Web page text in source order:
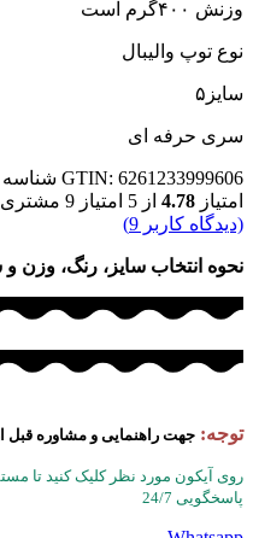
وزنش ۴۰۰گرم است
نوع توپ والیبال
سایز۵
سری حرفه ای
GTIN: 6261233999606
امتیاز 4.78 از 5 امتیاز 9 مشتری
(دیدگاه کاربر 9
)
نحوه انتخاب سایز، رنگ، وزن
توجه: جهت راهنمایی و مشاوره قبل
روی آیکون مورد نظر کلیک کنید تا
پاسخگویی 24/7